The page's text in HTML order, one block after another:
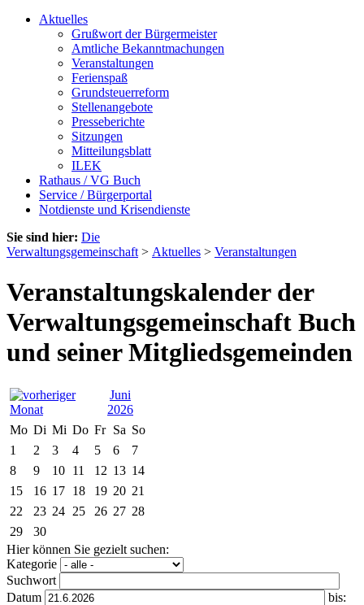
Aktuelles
Grußwort der Bürgermeister
Amtliche Bekanntmachungen
Veranstaltungen
Ferienspaß
Grundsteuerreform
Stellenangebote
Presseberichte
Sitzungen
Mitteilungsblatt
ILEK
Rathaus / VG Buch
Service / Bürgerportal
Notdienste und Krisendienste
Sie sind hier: Die
Verwaltungsgemeinschaft > Aktuelles > Veranstaltungen
Veranstaltungskalender der
Verwaltungsgemeinschaft Buch
und seiner Mitgliedsgemeinden
Juni
2026
Mo Di Mi Do Fr Sa So
1
2 3 4 5 6
7
8
9 10 11 12 13 14
15
16 17 18 19 20 21
22
23 24 25 26 27 28
29
30
Hier können Sie gezielt suchen:
Kategorie
Suchwort
Datum
bis: